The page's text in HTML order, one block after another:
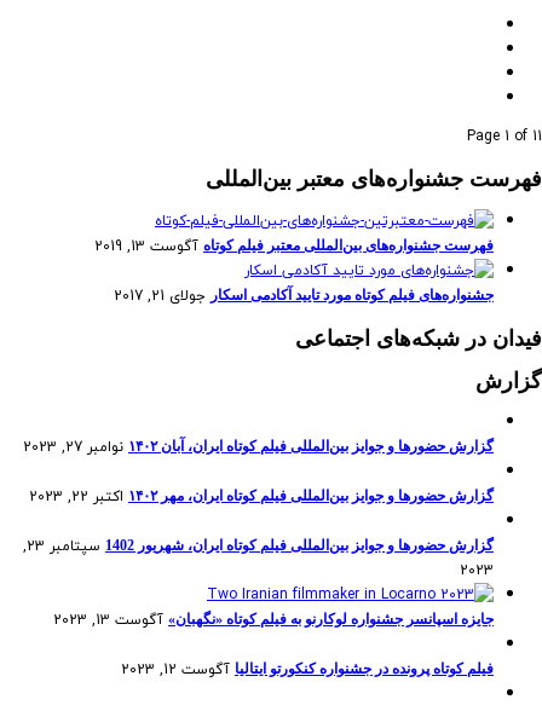
Page 1 of 11
فهرست جشنواره‌های معتبر بین‌المللی
فهرست جشنواره‌های بین‌المللی معتبر فیلم کوتاه آگوست 13, 2019
جشنواره‌های فیلم کوتاه مورد تایید آکادمی اسکار جولای 21, 2017
فیدان در شبکه‌های اجتماعی
گزارش
گزارش حضورها و جوایز بین‌المللی فیلم کوتاه ایران، آبان ۱۴۰۲ نوامبر 27, 2023
گزارش حضورها و جوایز بین‌المللی فیلم کوتاه ایران، مهر ۱۴۰۲ اکتبر 22, 2023
گزارش حضورها و جوایز بین‌المللی فیلم کوتاه ایران، شهریور 1402
سپتامبر 23,
2023
جایزه اسپانسر جشنواره لوکارنو به فیلم کوتاه «نگهبان» آگوست 13, 2023
فیلم کوتاه پرونده در جشنواره کنکورتو ایتالیا آگوست 12, 2023